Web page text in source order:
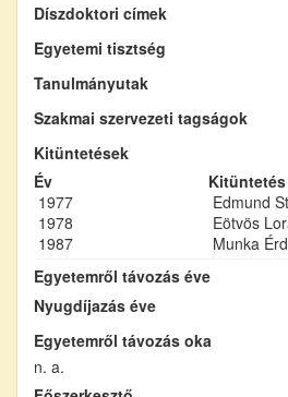
Díszdoktori címek
Egyetemi tisztség
Tanulmányutak
Szakmai szervezeti tagságok
Kitüntetések
Év
Kitüntetés
1977
Edmund
1978
Eötvös
1987
Munka
Egyetemről távozás éve
Nyugdíjazás éve
Egyetemről távozás oka
n. a.